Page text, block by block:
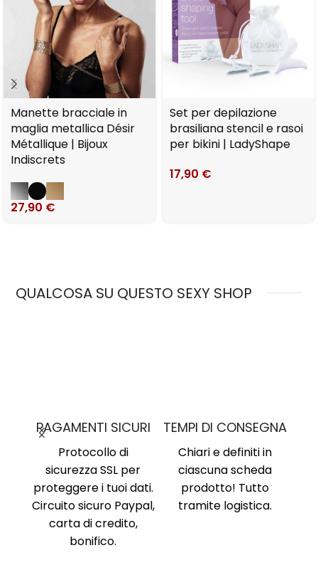
Manette bracciale in
maglia metallica Désir
Métallique | Bijoux
Indiscrets
27,90 €
Set per depilazione
brasiliana stencil e rasoi
per bikini | LadyShape
17,90 €
QUALCOSA SU QUESTO SEXY SHOP
PAGAMENTI SICURI
Protocollo di
sicurezza SSL per
proteggere i tuoi dati.
Circuito sicuro Paypal,
carta di credito,
bonifico.
TEMPI DI CONSEGNA
Chiari e definiti in
ciascuna scheda
prodotto! Tutto
tramite logistica.